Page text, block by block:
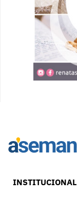
INSTITUCIONAL